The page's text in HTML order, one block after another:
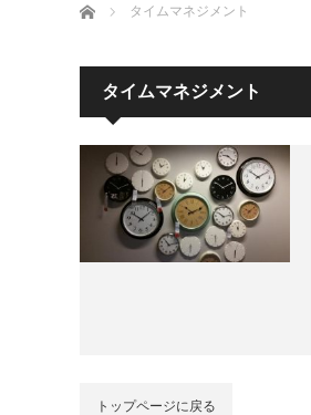
ホーム タイムマネジメント
タイムマネジメント
トップページに戻る